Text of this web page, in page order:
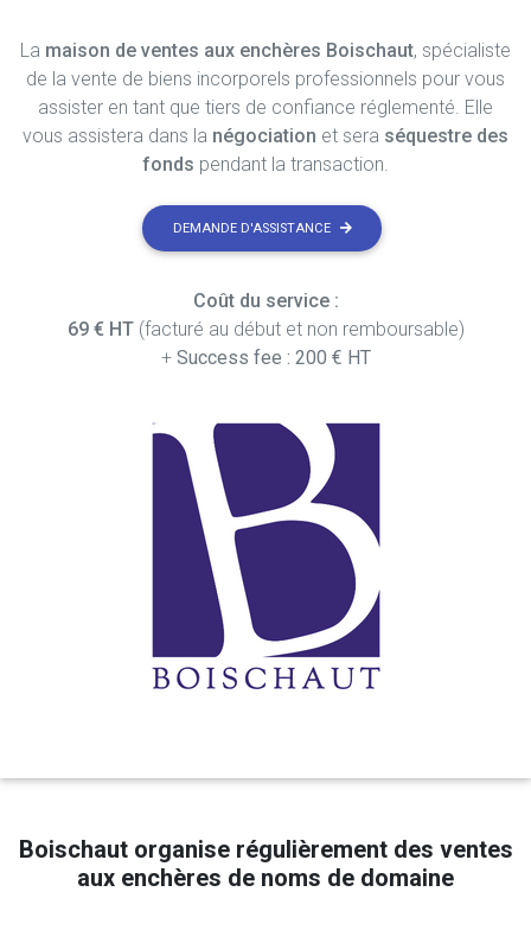
La maison de ventes aux enchères Boischaut, spécialiste
de la vente de biens incorporels professionnels pour vous
assister en tant que tiers de confiance réglementé. Elle
vous assistera dans la négociation et sera séquestre des
fonds pendant la transaction.
DEMANDE D'ASSISTANCE
Coût du service :
69 € HT(facturé au début et non remboursable)
+ Success fee : 200 € HT
Boischaut organise régulièrement des ventes
aux enchères de noms de domaine